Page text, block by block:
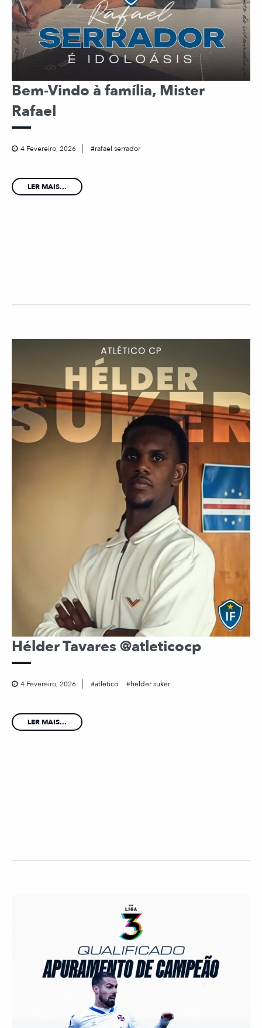
Bem-Vindo à família, Mister
Rafael
4 Fevereiro, 2026 rafael serrador
LER MAIS...
Hélder Tavares @atleticocp
4 Fevereiro, 2026 atletico helder suker
LER MAIS...